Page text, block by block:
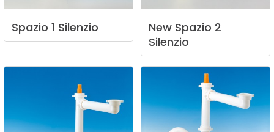
Spazio 1 Silenzio New Spazio 2
Silenzio